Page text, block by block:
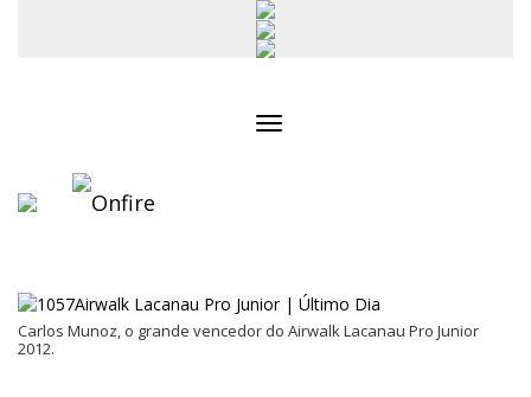
Carlos Munoz, o grande vencedor do Airwalk Lacanau Pro Junior
2012.